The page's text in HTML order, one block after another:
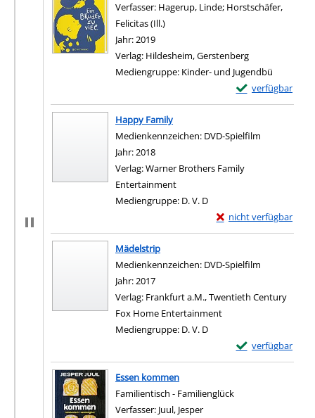
Verfasser: Hagerup, Linde; Horstschäfer,
Felicitas (Ill.)
Jahr:2019
Verlag: Hildesheim, Gerstenberg
Mediengruppe: Kinder- und Jugendbü
verfügbar
Exemplar-Details
Zum Download
Happy Family
Suche nach diesem Verfasser
Medienkennzeichen: DVD-Spielfilm
Jahr:2018
Verlag:Warner Brothers Family
Entertainment
Mediengruppe: D. V. D
nicht verfügbar
Exemplar-Details von
Zum Download von
Mädelstrip
Suche nach diesem Verfasser
Medienkennzeichen: DVD-Spielfilm
Jahr:2017
Verlag: Frankfurt a.M., Twentieth Century
Fox Home Entertainment
Mediengruppe: D. V. D
verfügbar
Exemplar-
Zum Download
Essen kommen
Familientisch - Familienglück
Verfasser: Juul, Jesper